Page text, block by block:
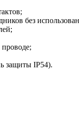
без
проводе;
защиты IP54).